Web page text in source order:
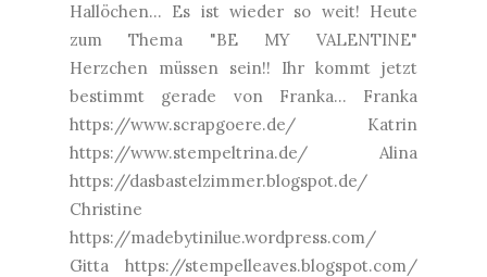
Hallöchen... Es ist wieder so weit! Heute
zum Thema "BE MY VALENTINE"
Herzchen müssen sein!! Ihr kommt jetzt
bestimmt gerade von Franka... Franka
https://www.scrapgoere.de/ Katrin
https://www.stempeltrina.de/ Alina
https://dasbastelzimmer.blogspot.de/
Christine
https://madebytinilue.wordpress.com/
Gitta https://stempelleaves.blogspot.com/